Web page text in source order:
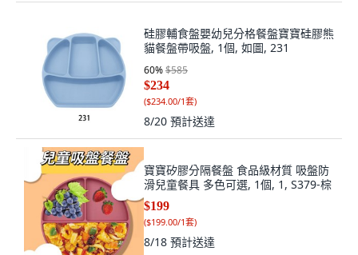
硅膠輔食盤嬰幼兒分格餐盤寶寶硅膠熊
貓餐盤帶吸盤, 1個, 如圖, 231
60%$585
$234
($234.00/1套)
8/20 預計送達
寶寶矽膠分隔餐盤 食品級材質 吸盤防
滑兒童餐具 多色可選, 1個, 1, S379-棕
$199
($199.00/1套)
8/18 預計送達